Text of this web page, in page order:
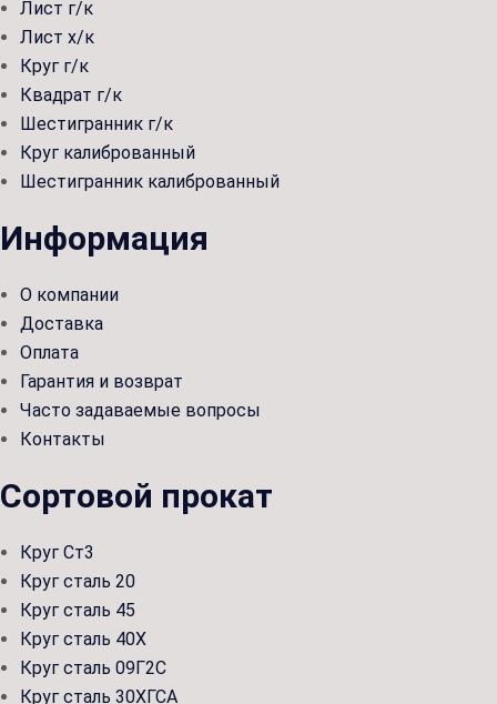
Лист г/к
Лист х/к
Круг г/к
Квадрат г/к
Шестигранник г/к
Круг калиброванный
Шестигранник калиброванный
Информация
О компании
Доставка
Оплата
Гарантия и возврат
Часто задаваемые вопросы
Контакты
Сортовой прокат
Круг Ст3
Круг сталь 20
Круг сталь 45
Круг сталь 40Х
Круг сталь 09Г2С
Круг сталь 30ХГСА